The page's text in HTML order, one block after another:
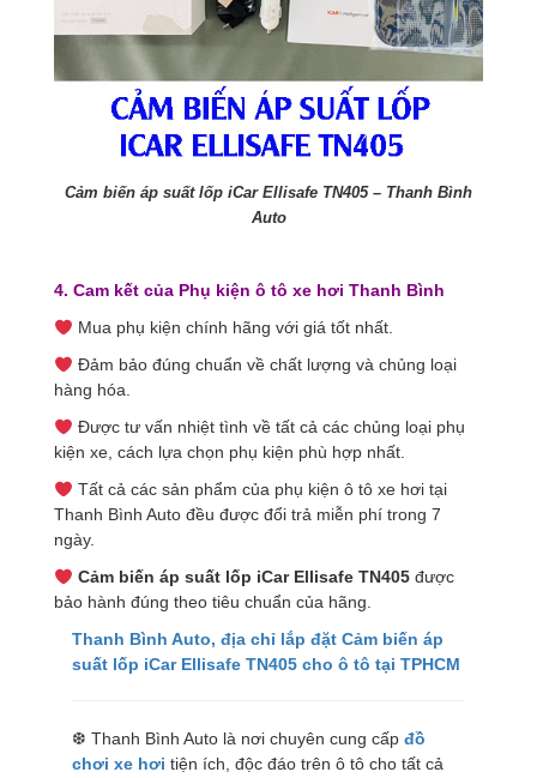
Cảm biến áp suất lốp iCar Ellisafe TN405 – Thanh Bình
Auto
4. Cam kết của Phụ kiện ô tô xe hơi Thanh Bình
Mua phụ kiện chính hãng với giá tốt nhất.
Đảm bảo đúng chuẩn về chất lượng và chủng loại
hàng hóa.
Được tư vấn nhiệt tình về tất cả các chủng loại phụ
kiện xe, cách lựa chọn phụ kiện phù hợp nhất.
Tất cả các sản phẩm của phụ kiện ô tô xe hơi tại
Thanh Bình Auto đều được đổi trả miễn phí trong 7
ngày.
Cảm biến áp suất lốp iCar Ellisafe TN405 được
bảo hành đúng theo tiêu chuẩn của hãng.
Thanh Bình Auto, địa chỉ lắp đặt Cảm biến áp
suất lốp iCar Ellisafe TN405 cho ô tô tại TPHCM
❆ Thanh Bình Auto là nơi chuyên cung cấp đồ
chơi xe hơi tiện ích, độc đáo trên ô tô cho tất cả